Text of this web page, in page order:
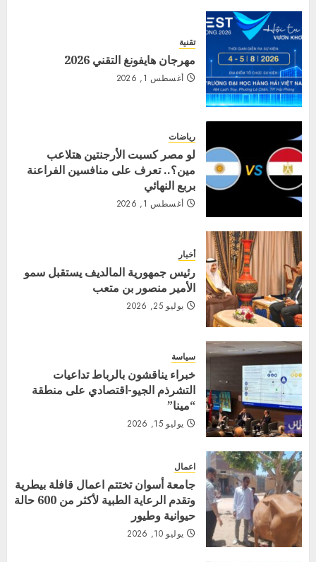
تقنية
مهرجان هايفونغ التقني 2026
أغسطس 1, 2026
رياضات
لو مصر كسبت الأرجنتين هتلاعب
مين؟.. تعرف على منافسين الفراعنة
بربع النهائي
أغسطس 1, 2026
أخبار
رئيس جمهورية المالديف يستقبل سمو
الأمير منصور بن متعب
يوليو 25, 2026
سياسة
خبراء يناقشون بالرباط تداعيات
التشرذم الجيو-اقتصادي على منطقة
“مينا”
يوليو 15, 2026
اعمال
جامعة أسوان تختتم اعمال قافلة بيطرية
وتقدم الرعاية الطبية لأكثر من 600 حالة
حيوانية وطيور
يوليو 10, 2026